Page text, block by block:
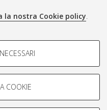
la nostra Cookie policy.
le caratteristiche della
in base al loro comportamento
COOKIE